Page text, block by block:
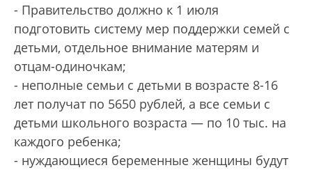
- Правительство должно к 1 июля
подготовить систему мер поддержки семей с
детьми, отдельное внимание матерям и
отцам-одиночкам;
- неполные семьи с детьми в возрасте 8-16
лет получат по 5650 рублей, а все семьи с
детьми школьного возраста — по 10 тыс. на
каждого ребенка;
- нуждающиеся беременные женщины будут